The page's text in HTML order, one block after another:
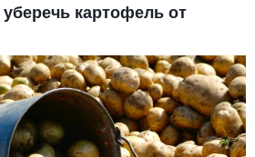
картофель от